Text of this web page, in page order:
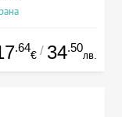
.64
€ / 34.50
лв.